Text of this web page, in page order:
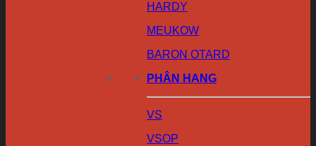
HARDY
MEUKOW
BARON OTARD
PHÂN HẠNG
VS
VSOP